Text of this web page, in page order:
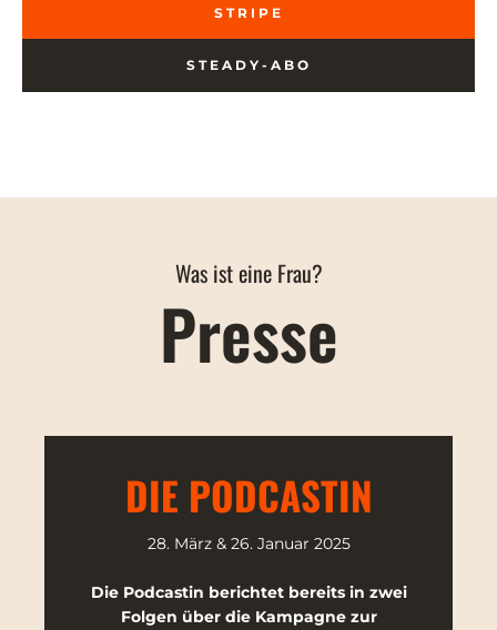
STRIPE
STEADY-ABO
Was ist eine Frau?
Presse
DIE PODCASTIN
28. März & 26. Januar 2025
Die Podcastin berichtet bereits in zwei
Folgen über die Kampagne zur